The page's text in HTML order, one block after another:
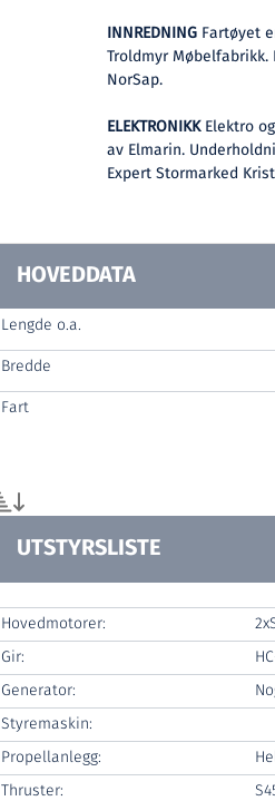
INNREDNING Fartøyet
Troldmyr
NorSap.
ELEKTRONIKKElektro
av Elmarin.
Expert Stormarked
HOVEDDATA
Lengde o.a.
Bredde
Fart
UTSTYRSLISTE
Hovedmotorer:
Gir:
Generator:
Styremaskin:
Propellanlegg:
Thruster: